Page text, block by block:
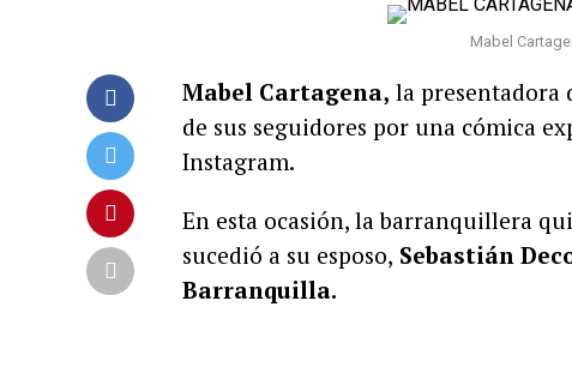
Mabel
Mabel Cartagena, la presentadora
de sus seguidores por una cómica
Instagram.
En esta ocasión, la barranquillera
sucedió a su esposo, Sebastián
Barranquilla.